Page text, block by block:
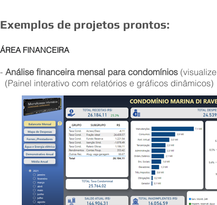
Exemplos de projetos prontos:
ÁREA FINANCEIRA
- Análise financeira mensal para condomínios
(Painel interativo com relatórios e gráficos dinâmicos)